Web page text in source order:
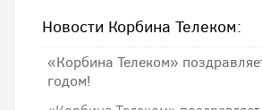
Новости Корбина Телеком:
«Корбина Телеком»
годом!